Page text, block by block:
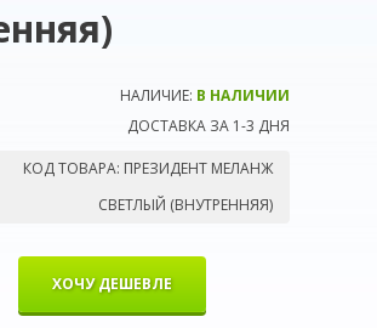
НАЛИЧИЕ: В НАЛИЧИИ
ДОСТАВКА ЗА 1-3 ДНЯ
КОД ТОВАРА: ПРЕЗИДЕНТ МЕЛАНЖ
СВЕТЛЫЙ (ВНУТРЕННЯЯ)
ХОЧУ ДЕШЕВЛЕ